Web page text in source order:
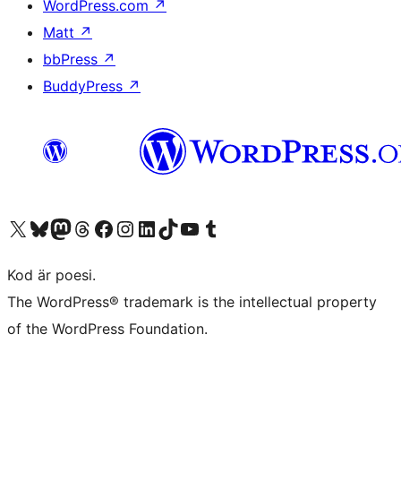
WordPress.com ↗
Matt ↗
bbPress ↗
BuddyPress ↗
Besök vår X-konto (f.d. Twitter)
Besök vårt Bluesky-konto
Besök vårt Mastodon-konto
Besök vårt Thread-konto
Besök vår Facebook-sidaBesök vårt Instagram-konto
Besök vårt LinkedIn-konto
Besök vårt TikTok-konto
Besök vår YouTube-kanalBesök vårt Tumblr-konto
Kod är poesi.
The WordPress® trademark is the intellectual property
of the WordPress Foundation.